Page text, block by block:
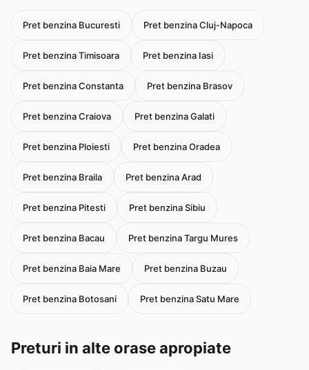
Pret benzina Bucuresti Pret benzina Cluj-Napoca
Pret benzina Timisoara Pret benzina Iasi
Pret benzina Constanta Pret benzina Brasov
Pret benzina Craiova Pret benzina Galati
Pret benzina Ploiesti Pret benzina Oradea
Pret benzina Braila Pret benzina Arad
Pret benzina Pitesti Pret benzina Sibiu
Pret benzina Bacau Pret benzina Targu Mures
Pret benzina Baia Mare Pret benzina Buzau
Pret benzina Botosani Pret benzina Satu Mare
Preturi in alte orase apropiate